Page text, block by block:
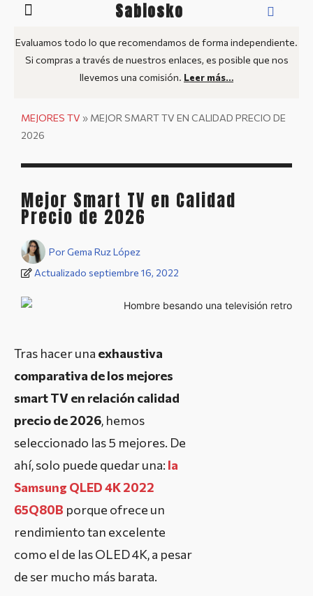
Sabiosko
Evaluamos todo lo que recomendamos de forma independiente.
Si compras a través de nuestros enlaces, es posible que nos
llevemos una comisión. Leer más…
MEJORES TV » MEJOR SMART TV EN CALIDAD PRECIO DE
2026
Mejor Smart TV en Calidad
Precio de 2026
PorGema Ruz López
Actualizado septiembre 16, 2022
Tras hacer una exhaustiva
comparativa de los mejores
smart TV en relación calidad
precio de 2026, hemos
seleccionado las 5 mejores. De
ahí, solo puede quedar una: la
Samsung QLED 4K 2022
65Q80B porque ofrece un
rendimiento tan excelente
como el de las OLED 4K, a pesar
de ser mucho más barata.